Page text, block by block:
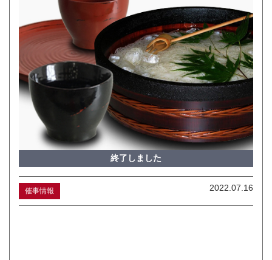
終了しました
催事情報 2022.07.16